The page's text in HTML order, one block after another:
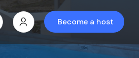
Become a host